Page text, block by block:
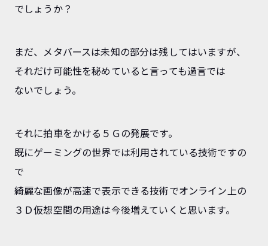
でしょうか？
まだ、メタバースは未知の部分は残してはいますが、
それだけ可能性を秘めていると言っても過言では
ないでしょう。
それに拍車をかける５Ｇの発展です。
既にゲーミングの世界では利用されている技術ですの
で
綺麗な画像が高速で表示できる技術でオンライン上の
３Ｄ仮想空間の用途は今後増えていくと思います。